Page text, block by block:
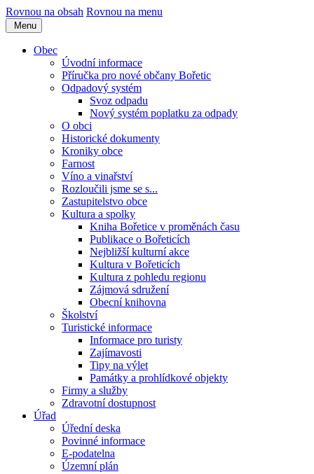
Rovnou na obsah Rovnou na menu
Menu
Obec
Úvodní informace
Příručka pro nové občany Bořetic
Odpadový systém
Svoz odpadu
Nový systém poplatku za odpady
O obci
Historické dokumenty
Kroniky obce
Farnost
Víno a vinařství
Rozloučili jsme se s...
Zastupitelstvo obce
Kultura a spolky
Kniha Bořetice v proměnách času
Publikace o Bořeticích
Nejbližší kulturní akce
Kultura v Bořeticích
Kultura z pohledu regionu
Zájmová sdružení
Obecní knihovna
Školství
Turistické informace
Informace pro turisty
Zajímavosti
Tipy na výlet
Památky a prohlídkové objekty
Firmy a služby
Zdravotní dostupnost
Úřad
Úřední deska
Povinné informace
E-podatelna
Územní plán